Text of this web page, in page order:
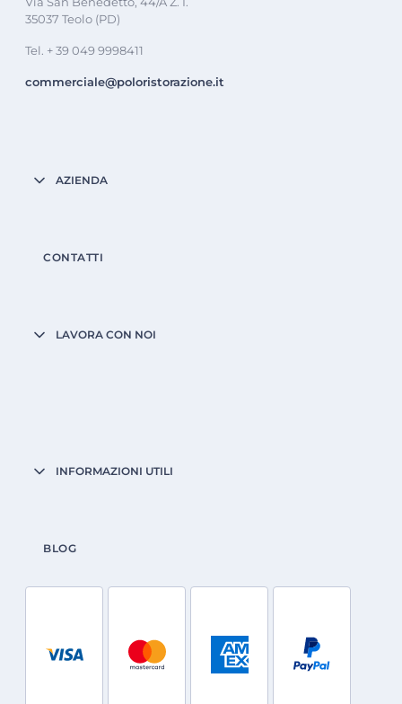
35037 Teolo (PD)
Tel. + 39 049 9998411
commerciale@poloristorazione.it
AZIENDA
CONTATTI
LAVORA CON NOI
INFORMAZIONI UTILI
BLOG